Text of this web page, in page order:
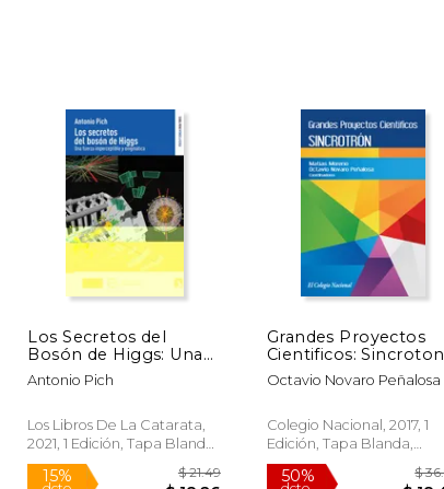
Los Secretos del
Bosón de Higgs: Una
Fuerza Imperceptible
y Enigmática: 7 (Física
Antonio Pich
Los Libros De La Catarata,
2021, 1 Edición, Tapa Blanda,
Nuevo
Grandes Proyectos
Cientificos: Sincroton
Octavio Novaro Peñalosa
Colegio Nacional, 2017, 1
Edición, Tapa Blanda,
Nuevo